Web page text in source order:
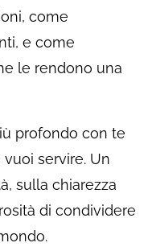
come
e come
le rendono una
profondo con te
servire. Un
sulla chiarezza
di condividere